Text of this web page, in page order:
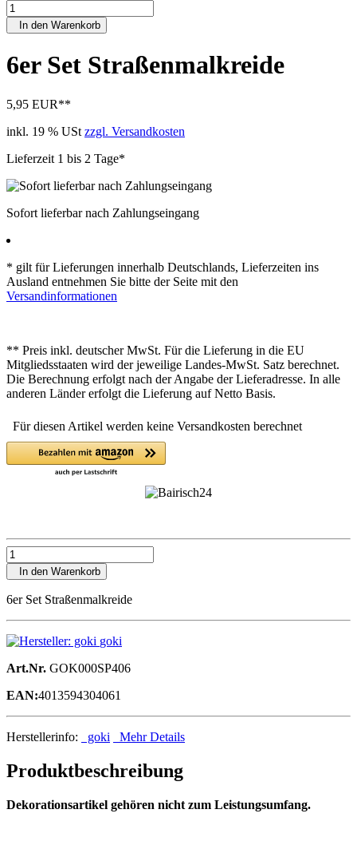
In den Warenkorb
6er Set Straßenmalkreide
5,95 EUR**
inkl. 19 % USt zzgl. Versandkosten
Lieferzeit 1 bis 2 Tage*
Sofort lieferbar nach Zahlungseingang
* gilt für Lieferungen innerhalb Deutschlands, Lieferzeiten ins
Ausland entnehmen Sie bitte der Seite mit den
Versandinformationen
** Preis inkl. deutscher MwSt. Für die Lieferung in die EU
Mitgliedsstaaten wird der jeweilige Landes-MwSt. Satz berechnet.
Die Berechnung erfolgt nach der Angabe der Lieferadresse. In alle
anderen Länder erfolgt die Lieferung auf Netto Basis.
Für diesen Artikel werden keine Versandkosten berechnet
In den Warenkorb
6er Set Straßenmalkreide
goki
Art.Nr. GOK000SP406
EAN:4013594304061
Herstellerinfo: goki Mehr Details
Produktbeschreibung
Dekorationsartikel gehören nicht zum Leistungsumfang.